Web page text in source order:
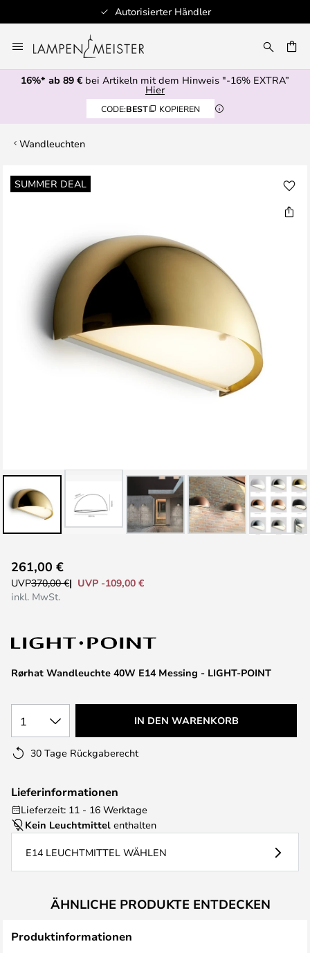
Autorisierter Händler
Inhalt
springen
16%* ab 89 € bei Artikeln mit dem Hinweis "-16% EXTRA”
Hier
CODE:BEST KOPIEREN
Wandleuchten
SUMMER DEAL
Zum
Ende
Anfang
der
Rørhat Wandleuchte 40W E14 Messing - LIGHT-POINT
261,00 €
UVP370,00 €
UVP -109,00 €
inkl. MwSt.
1 IN DEN WARENKORB
30 Tage Rückgaberecht
Lieferinformationen
Lieferzeit: 11 - 16 Werktage
Kein Leuchtmittel enthalten
E14 LEUCHTMITTEL WÄHLEN
ÄHNLICHE PRODUKTE ENTDECKEN
Produktinformationen